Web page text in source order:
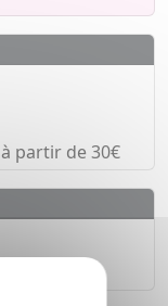
à partir de 30€